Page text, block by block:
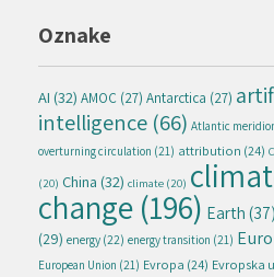
Oznake
AI (32) AMOC (27) Antarctica (27)
intelligence (66) Atlantic
overturning circulation (21) attribution (24)
(20) China (32) climate (20)
change (196) Earth (37)
(29) energy (22) energy transition (21)
European Union (21) Evropa (24) Evropska